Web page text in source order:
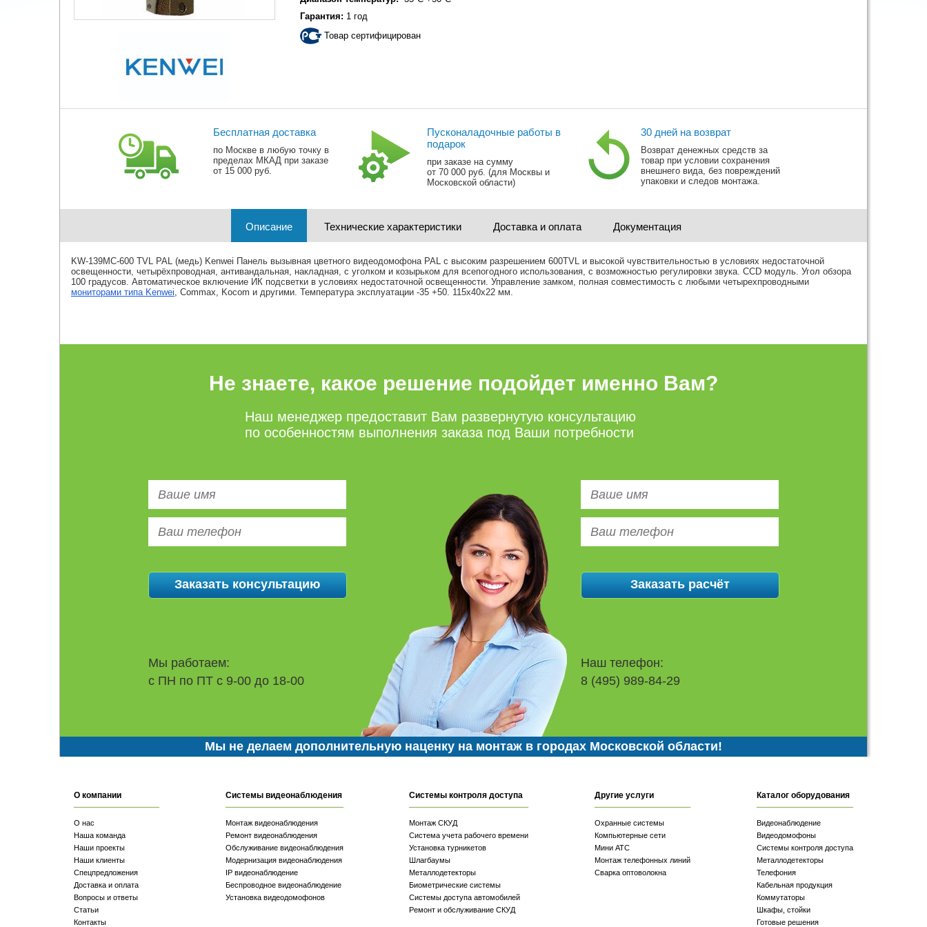
Гарантия: 1 год
Товар сертифицирован
Бесплатная доставка
по Москве в любую точку в
пределах МКАД при заказе
от 15 000 руб.
Пусконаладочные работы в
подарок
при заказе на сумму
от 70 000 руб. (для Москвы и
Московской области)
30 дней на возврат
Возврат денежных средств за
товар при условии сохранения
внешнего вида, без повреждений
упаковки и следов монтажа.
Описание Технические характеристики Доставка и оплата Документация
KW-139MC-600 TVL PAL (медь) Kenwei Панель вызывная цветного видеодомофона PAL с высоким разрешением 600TVL и высокой чувствительностью в условиях недостаточной
освещенности, четырёхпроводная, антивандальная, накладная, с уголком и козырьком для всепогодного использования, с возможностью регулировки звука. CCD модуль. Угол обзора
100 градусов. Автоматическое включение ИК подсветки в условиях недостаточной освещенности. Управление замком, полная совместимость с любыми четырехпроводными
мониторами типа Kenwei, Commax, Kocom и другими. Температура эксплуатации -35 +50. 115х40х22 мм.
Не знаете, какое решение подойдет именно Вам?
Наш менеджер предоставит Вам развернутую консультацию
по особенностям выполнения заказа под Ваши потребности
Мы работаем:
с ПН по ПТ с 9-00 до 18-00
Наш телефон:
8 (495) 989-84-29
Мы не делаем дополнительную наценку на монтаж в городах Московской области!
О компании
О нас
Наша команда
Наши проекты
Наши клиенты
Спецпредложения
Доставка и оплата
Вопросы и ответы
Статьи
Контакты
Системы видеонаблюдения
Монтаж видеонаблюдения
Ремонт видеонаблюдения
Обслуживание видеонаблюдения
Модернизация видеонаблюдения
IP видеонаблюдение
Беспроводное видеонаблюдение
Установка видеодомофонов
Системы контроля доступа
Монтаж СКУД
Система учета рабочего времени
Установка турникетов
Шлагбаумы
Металлодетекторы
Биометрические системы
Системы доступа автомобилей
Ремонт и обслуживание СКУД
Другие услуги
Охранные системы
Компьютерные сети
Мини АТС
Монтаж телефонных линий
Сварка оптоволокна
Каталог оборудования
Видеонаблюдение
Видеодомофоны
Системы контроля доступа
Металлодетекторы
Телефония
Кабельная продукция
Коммутаторы
Шкафы, стойки
Готовые решения